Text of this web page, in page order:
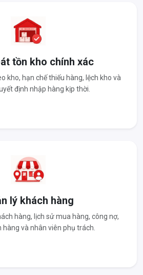
tồn kho chính xác
kho, hạn chế thiếu hàng, lệch kho và
định nhập hàng kịp thời.
lý khách hàng
hàng, lịch sử mua hàng, công nợ,
và nhân viên phụ trách.